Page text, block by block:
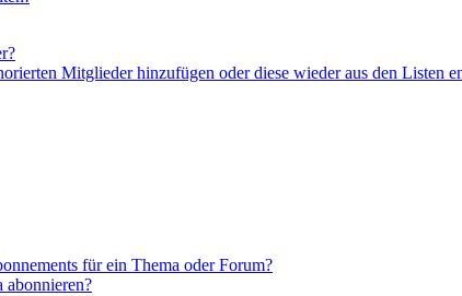
Mitglieder hinzufügen oder diese wieder aus den Listen
für ein Thema oder Forum?
abonnieren?